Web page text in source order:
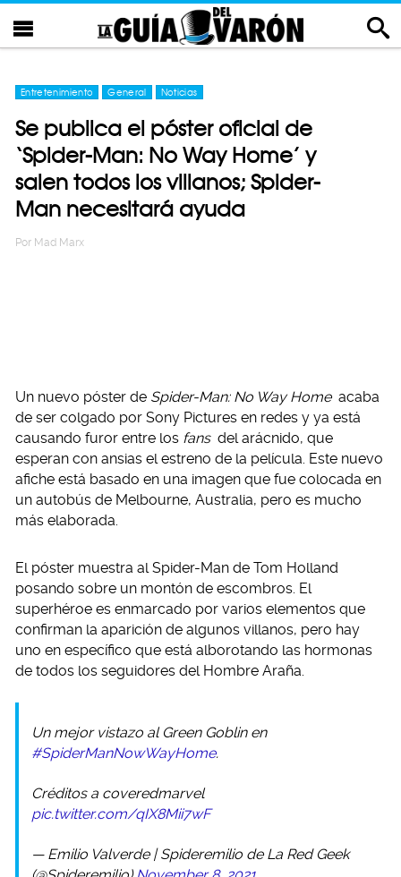
Entretenimiento General Noticias
Se publica el póster oficial de
‘Spider-Man: No Way Home’ y
salen todos los villanos; Spider-
Man necesitará ayuda
Por Mad Marx
Un nuevo póster de Spider-Man: No Way Home acaba
de ser colgado por Sony Pictures en redes y ya está
causando furor entre los fans del arácnido, que
esperan con ansias el estreno de la película. Este nuevo
afiche está basado en una imagen que fue colocada en
un autobús de Melbourne, Australia, pero es mucho
más elaborada.
El póster muestra al Spider-Man de Tom Holland
posando sobre un montón de escombros. El
superhéroe es enmarcado por varios elementos que
confirman la aparición de algunos villanos, pero hay
uno en específico que está alborotando las hormonas
de todos los seguidores del Hombre Araña.
Un mejor vistazo al Green Goblin en
#SpiderManNowWayHome.
Créditos a coveredmarvel
pic.twitter.com/qIX8Mii7wF
— Emilio Valverde | Spideremilio de La Red Geek